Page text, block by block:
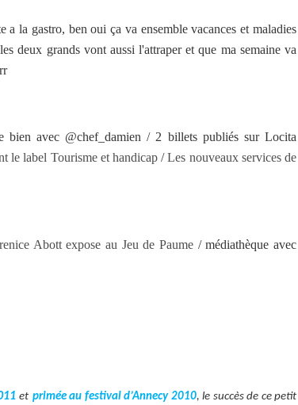
a la gastro, ben oui ça va ensemble vacances et maladies
deux grands vont aussi l'attraper et que ma semaine va
bien avec @chef_damien / 2 billets publiés sur Locita
le label Tourisme et handicap /Les nouveaux services de
Abott expose au Jeu de Paume/ médiathèque avec
et primée au festival d’Annecy 2010, le succès de ce petit